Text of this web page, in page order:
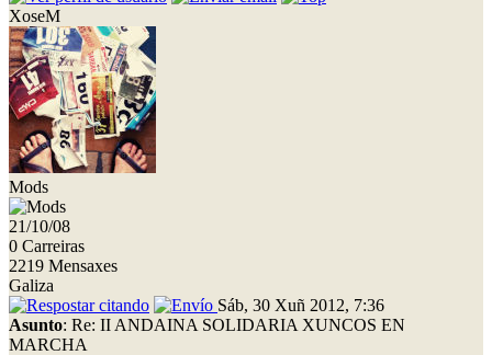
XoseM
Mods
21/10/08
0 Carreiras
2219 Mensaxes
Galiza
Sáb, 30 Xuñ 2012, 7:36
Asunto: Re: II ANDAINA SOLIDARIA XUNCOS EN
MARCHA